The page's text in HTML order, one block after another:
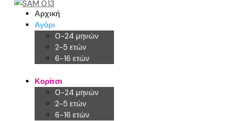
Αρχική
Αγόρι
0-24 μηνών
2-5 ετών
6-16 ετών
Κορίτσι
0-24 μηνών
2-5 ετών
6-16 ετών